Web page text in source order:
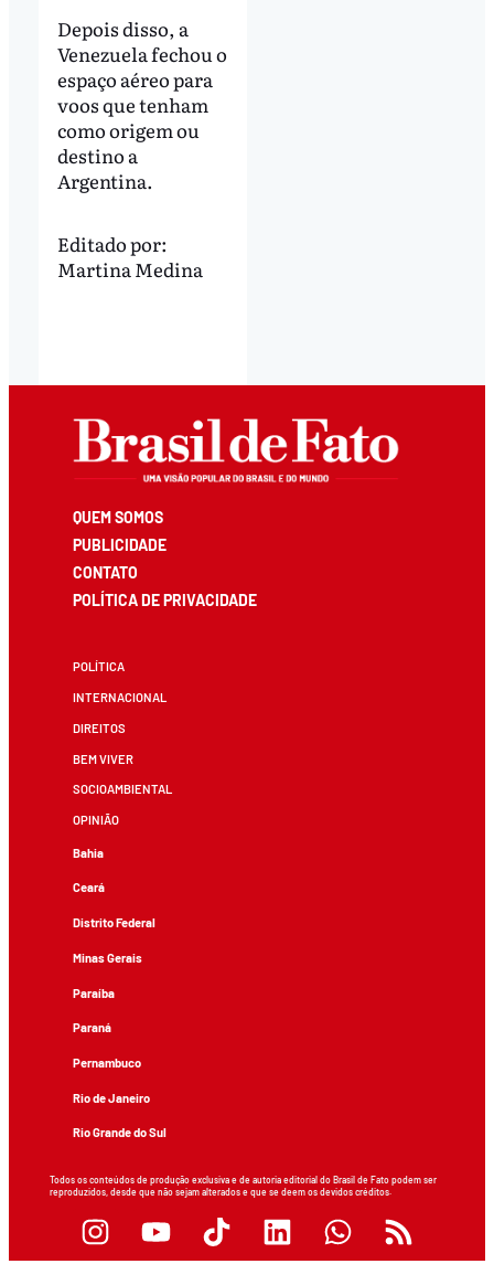
Depois disso, a
Venezuela fechou o
espaço aéreo para
voos que tenham
como origem ou
destino a
Argentina.
Editado por:
Martina Medina
QUEM SOMOS
PUBLICIDADE
CONTATO
POLÍTICA DE PRIVACIDADE
POLÍTICA
INTERNACIONAL
DIREITOS
BEM VIVER
SOCIOAMBIENTAL
OPINIÃO
Bahia
Ceará
Distrito Federal
Minas Gerais
Paraíba
Paraná
Pernambuco
Rio de Janeiro
Rio Grande do Sul
Todos os conteúdos de produção exclusiva e de autoria editorial do Brasil de Fato podem ser
reproduzidos, desde que não sejam alterados e que se deem os devidos créditos.